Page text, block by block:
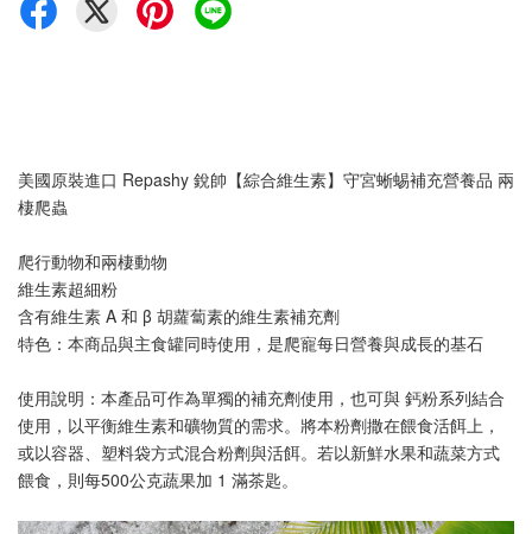
美國原裝進口 Repashy 銳帥【綜合維生素】守宮蜥蜴補充營養品 兩
棲爬蟲
爬行動物和兩棲動物
維生素超細粉
含有維生素 A 和 β 胡蘿蔔素的維生素補充劑
特色：本商品與主食罐同時使用，是爬寵每日營養與成長的基石
使用說明：本產品可作為單獨的補充劑使用，也可與 鈣粉系列結合
使用，以平衡維生素和礦物質的需求。將本粉劑撒在餵食活餌上，
或以容器、塑料袋方式混合粉劑與活餌。若以新鮮水果和蔬菜方式
餵食，則每500公克蔬果加 1 滿茶匙。